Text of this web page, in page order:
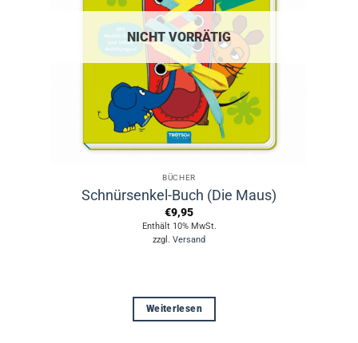
NICHT VORRÄTIG
BÜCHER
Schnürsenkel-Buch (Die Maus)
€9,95
Enthält 10% MwSt.
zzgl. Versand
Weiterlesen